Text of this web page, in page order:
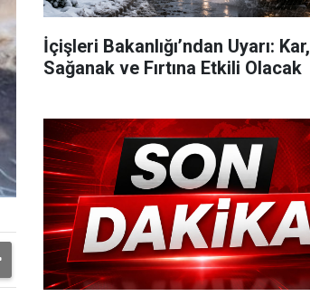
İçişleri Bakanlığı’ndan Uyarı: Kar,
Sağanak ve Fırtına Etkili Olacak